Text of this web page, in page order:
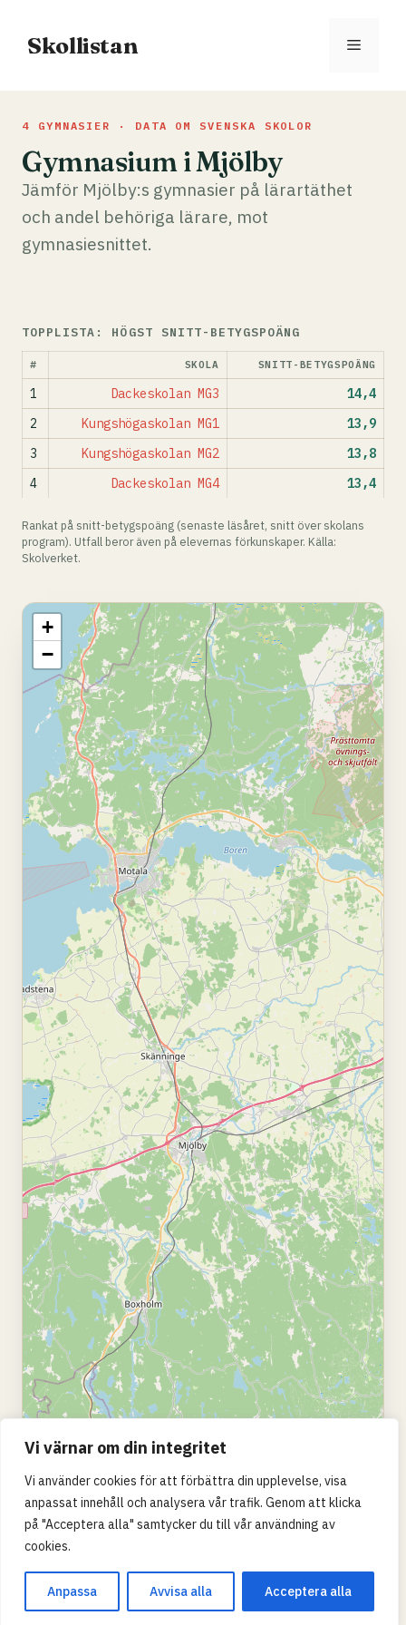
Vi värnar om din integritet
Vi använder cookies för att förbättra din upplevelse, visa
anpassat innehåll och analysera vår trafik. Genom att klicka
på "Acceptera alla" samtycker du till vår användning av
cookies.
Anpassa Avvisa alla Acceptera alla
innehåll
Skollistan Meny
4 GYMNASIER · DATA OM SVENSKA SKOLOR
Gymnasium i Mjölby
Jämför Mjölby:s gymnasier på lärartäthet
och andel behöriga lärare, mot
gymnasiesnittet.
TOPPLISTA: HÖGST SNITT-BETYGSPOÄNG
# SKOLA SNITT-BETYGSPOÄNG
1 Dackeskolan MG3
14,4
2
Kungshögaskolan MG1
13,9
3
Kungshögaskolan MG2
13,8
4
Dackeskolan MG4 13,4
Rankat på snitt-betygspoäng (senaste läsåret, snitt över skolans
program). Utfall beror även på elevernas förkunskaper. Källa:
Skolverket.
+
−